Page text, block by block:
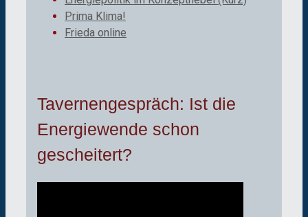
Prima Klima!
Frieda online
Tavernengespräch: Ist die
Energiewende schon
gescheitert?